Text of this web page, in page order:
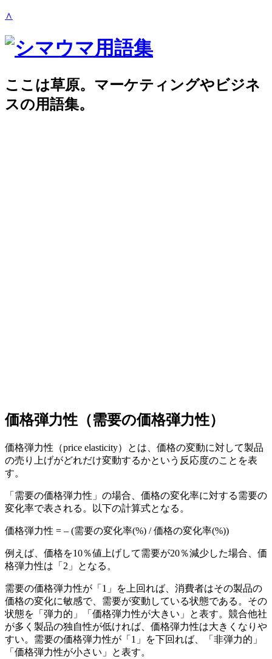
∧
ここは草原。マーケティングやビジネ
スの用語集。
価格弾力性（需要の価格弾力性）
価格弾力性（price elasticity）とは、価格の変動に対して製品
の売り上げがどれだけ変動するかという反応度のことを表
す。
「需要の価格弾力性」の場合、価格の変化率に対する需要の
変化率で表される。以下の計算式となる。
価格弾力性 = – (需要の変化率(%) / 価格の変化率(%))
例えば、価格を10％値上げして需要が20％減少した場合、価
格弾力性は「2」となる。
需要の価格弾力性が「1」を上回れば、消費者はその製品の
価格の変化に敏感で、需要が変動している状態である。その
状態を「弾力的」「価格弾力性が大きい」と表す。競合他社
が多く製品の独自性が低ければ、価格弾力性は大きくなりや
すい。需要の価格弾力性が「1」を下回れば、「非弾力的」
「価格弾力性が小さい」と表す。